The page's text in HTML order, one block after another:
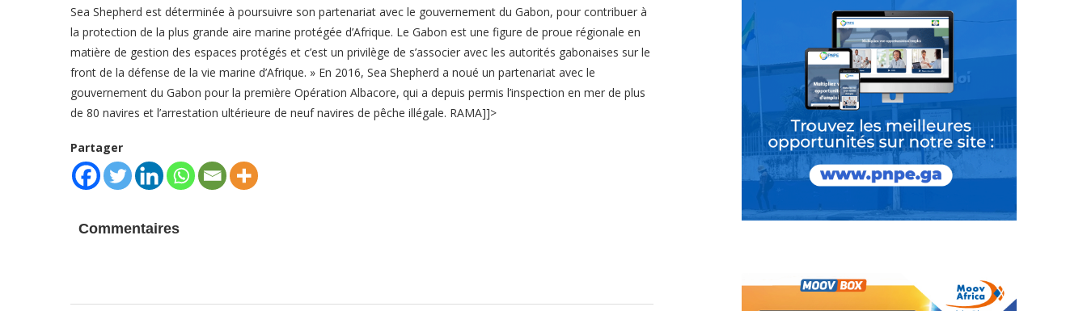
Sea Shepherd est déterminée à poursuivre son partenariat avec le gouvernement du Gabon, pour contribuer à
la protection de la plus grande aire marine protégée d’Afrique. Le Gabon est une figure de proue régionale en
matière de gestion des espaces protégés et c’est un privilège de s’associer avec les autorités gabonaises sur le
front de la défense de la vie marine d’Afrique. » En 2016, Sea Shepherd a noué un partenariat avec le
gouvernement du Gabon pour la première Opération Albacore, qui a depuis permis l’inspection en mer de plus
de 80 navires et l’arrestation ultérieure de neuf navires de pêche illégale. RAMA]]>
Partager
Commentaires